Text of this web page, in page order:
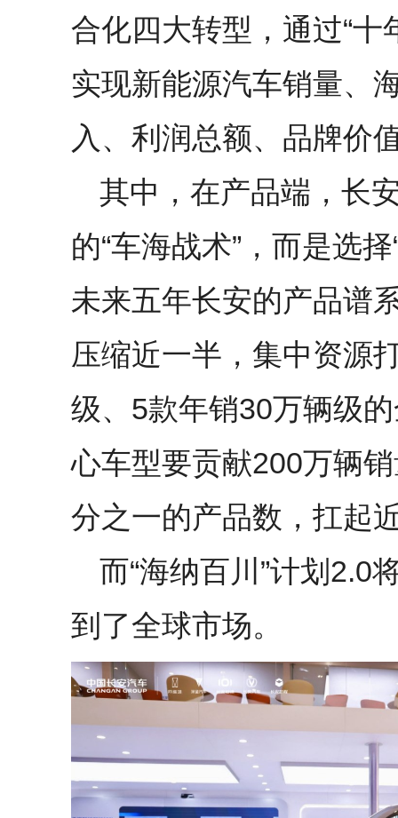
合化四大转型，通过“十
实现新能源汽车销量、
入、利润总额、品牌价
其中，在产品端，长
的“车海战术”，而是选
未来五年长安的产品谱
压缩近一半，集中资源
级、5款年销30万辆级
心车型要贡献200万辆
分之一的产品数，扛起
而“海纳百川”计划2.0
到了全球市场。